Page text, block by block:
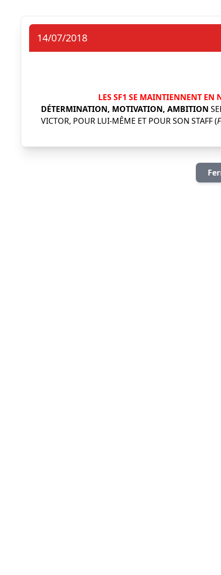
14/07/2018
LES SF1 SE MAINTIENNENT
DÉTERMINATION, MOTIVATION, AMBITION
VICTOR, POUR LUI-MÊME ET POUR SON STAFF (